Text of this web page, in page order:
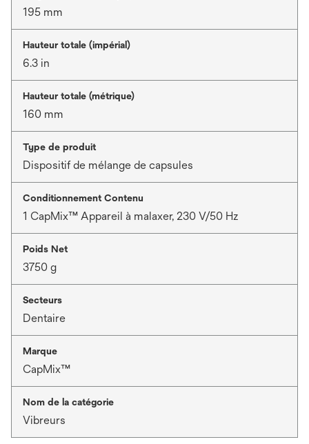
195 mm
Hauteur totale (impérial)
6.3 in
Hauteur totale (métrique)
160 mm
Type de produit
Dispositif de mélange de capsules
Conditionnement Contenu
1 CapMix™ Appareil à malaxer, 230 V/50 Hz
Poids Net
3750 g
Secteurs
Dentaire
Marque
CapMix™
Nom de la catégorie
Vibreurs